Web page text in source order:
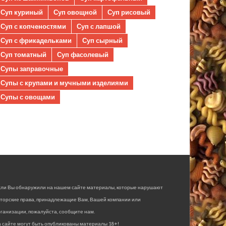
Суп куриный
Суп овощной
Суп рисовый
Суп с копченостями
Суп с лапшой
Суп с фрикадельками
Суп сырный
Суп томатный
Суп фасолевый
Супы заправочные
Супы с крупами и мучными изделиями
Супы с овощами
Вы обнаружили на нашем сайте материалы, которые нарушают
права, принадлежащие Вам, Вашей компании или
пожалуйста, сообщите нам.
сайте могут быть опубликованы материалы 18+!